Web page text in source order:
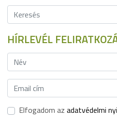
HÍRLEVÉL
Elfogadom az adatvédelmi